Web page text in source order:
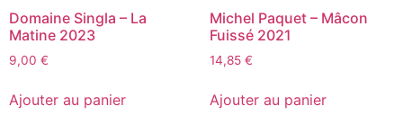
Domaine Singla – La
Matine 2023
9,00 €
Ajouter au panier
Michel Paquet – Mâcon
Fuissé 2021
14,85 €
Ajouter au panier